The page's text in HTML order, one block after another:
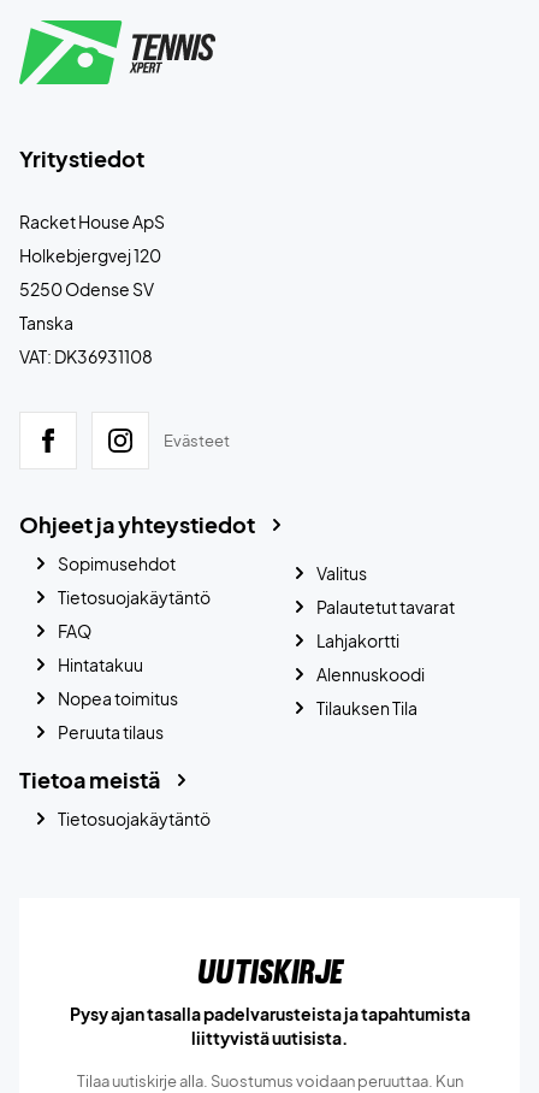
Yritystiedot
Racket House ApS
Holkebjergvej 120
5250 Odense SV
Tanska
VAT: DK36931108
Evästeet
Ohjeet ja yhteystiedot
Sopimusehdot
Tietosuojakäytäntö
FAQ
Hintatakuu
Nopea toimitus
Peruuta tilaus
Valitus
Palautetut tavarat
Lahjakortti
Alennuskoodi
Tilauksen Tila
Tietoa meistä
Tietosuojakäytäntö
Uutiskirje
Pysy ajan tasalla padelvarusteista ja tapahtumista
liittyvistä uutisista.
Tilaa uutiskirje alla. Suostumus voidaan peruuttaa. Kun